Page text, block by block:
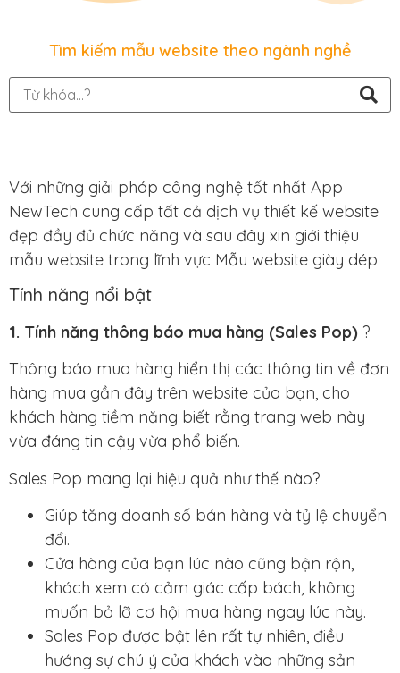
Tìm kiếm mẫu website theo ngành nghề
Với những giải pháp công nghệ tốt nhất App
NewTech cung cấp tất cả dịch vụ thiết kế website
đẹp đầy đủ chức năng và sau đây xin giới thiệu
mẫu website trong lĩnh vực Mẫu website giày dép
Tính năng nổi bật
1. Tính năng thông báo mua hàng (Sales Pop) ?
Thông báo mua hàng hiển thị các thông tin về đơn
hàng mua gần đây trên website của bạn, cho
khách hàng tiềm năng biết rằng trang web này
vừa đáng tin cậy vừa phổ biến.
Sales Pop mang lại hiệu quả như thế nào?
Giúp tăng doanh số bán hàng và tỷ lệ chuyển
đổi.
Cửa hàng của bạn lúc nào cũng bận rộn,
khách xem có cảm giác cấp bách, không
muốn bỏ lỡ cơ hội mua hàng ngay lúc này.
Sales Pop được bật lên rất tự nhiên, điều
hướng sự chú ý của khách vào những sản